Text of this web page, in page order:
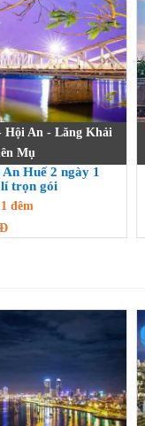
Hội An - Lăng Khải
Mụ
Huế 2 ngày 1
trọn gói
đêm